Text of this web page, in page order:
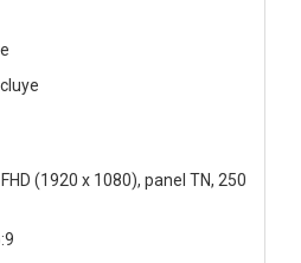
(1920 x 1080), panel TN, 250